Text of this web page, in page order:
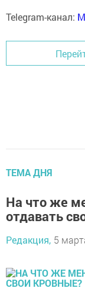
Telegram-канал:
ТЕМА ДНЯ
На что же
отдавать
Редакция, 5